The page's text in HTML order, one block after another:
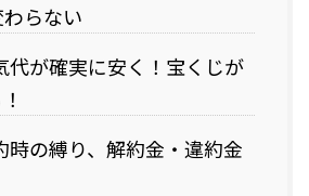
らない
代が確実に安く！宝くじが
時の縛り、解約金・違約金